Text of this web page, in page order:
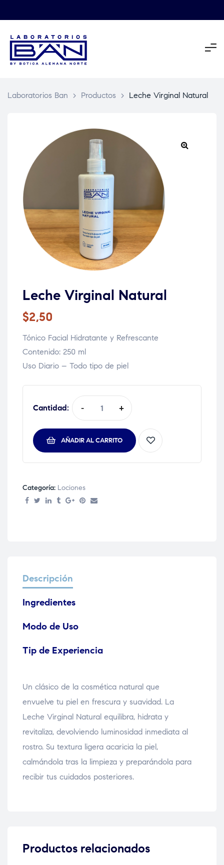
Laboratorios Ban > Productos > Leche Virginal Natural
Leche Virginal Natural
$2,50
Tónico Facial Hidratante y Refrescante
Contenido: 250 ml
Uso Diario – Todo tipo de piel
Quantity: - +
AÑADIR AL CARRITO
Categoría: Lociones
Descripción
Ingredientes
Modo de Uso
Tip de Experiencia
Un clásico de la cosmética natural que
envuelve tu piel en frescura y suavidad. La
Leche Virginal Natural equilibra, hidrata y
revitaliza, devolviendo luminosidad inmediata al
rostro. Su textura ligera acaricia la piel,
calmándola tras la limpieza y preparándola para
recibir tus cuidados posteriores.
Productos relacionados